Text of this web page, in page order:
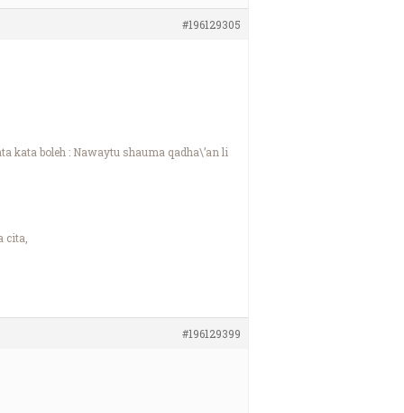
#196129305
kata boleh : Nawaytu shauma qadha\’an li
cita,
#196129399